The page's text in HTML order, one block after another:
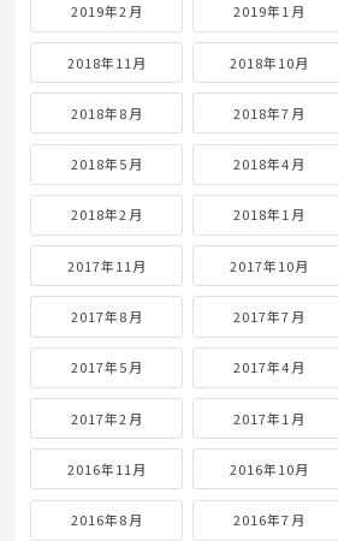
2019年2月 2019年1月
2018年11月 2018年10月
2018年8月 2018年7月
2018年5月 2018年4月
2018年2月 2018年1月
2017年11月 2017年10月
2017年8月 2017年7月
2017年5月 2017年4月
2017年2月 2017年1月
2016年11月 2016年10月
2016年8月 2016年7月